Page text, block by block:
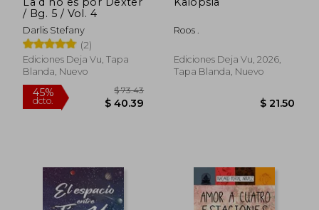
/ Bg. 5 / Vol. 4
Darlis Stefany
(2)
Ediciones Deja Vu, Tapa
Blanda, Nuevo
Roos .
Ediciones Deja Vu, 2026,
Tapa Blanda, Nuevo